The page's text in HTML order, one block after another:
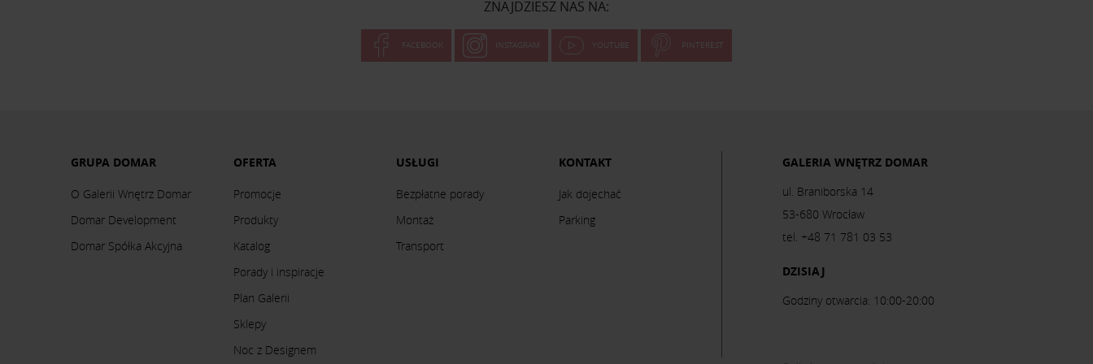
ZNAJDZIESZ NAS NA:
FACEBOOK INSTAGRAM YOUTUBE PINTEREST
GRUPA DOMAR
O Galerii Wnętrz Domar
Domar Development
Domar Spółka Akcyjna
OFERTA
Promocje
Produkty
Katalog
Porady i inspiracje
Plan Galerii
Sklepy
Noc z Designem
USŁUGI
Bezpłatne porady
Montaż
Transport
KONTAKT
Jak dojechać
Parking
GALERIA WNĘTRZ DOMAR
ul. Braniborska 14
53-680 Wrocław
tel. +48 71 781 03 53
DZISIAJ
Godziny otwarcia: 10:00-20:00